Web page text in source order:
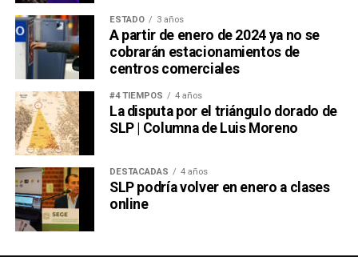
ESTADO 3 años
A partir de enero de 2024 ya no se
cobrarán estacionamientos de
centros comerciales
#4 TIEMPOS 4 años
La disputa por el triángulo dorado de
SLP | Columna de Luis Moreno
DESTACADAS 4 años
SLP podría volver en enero a clases
online